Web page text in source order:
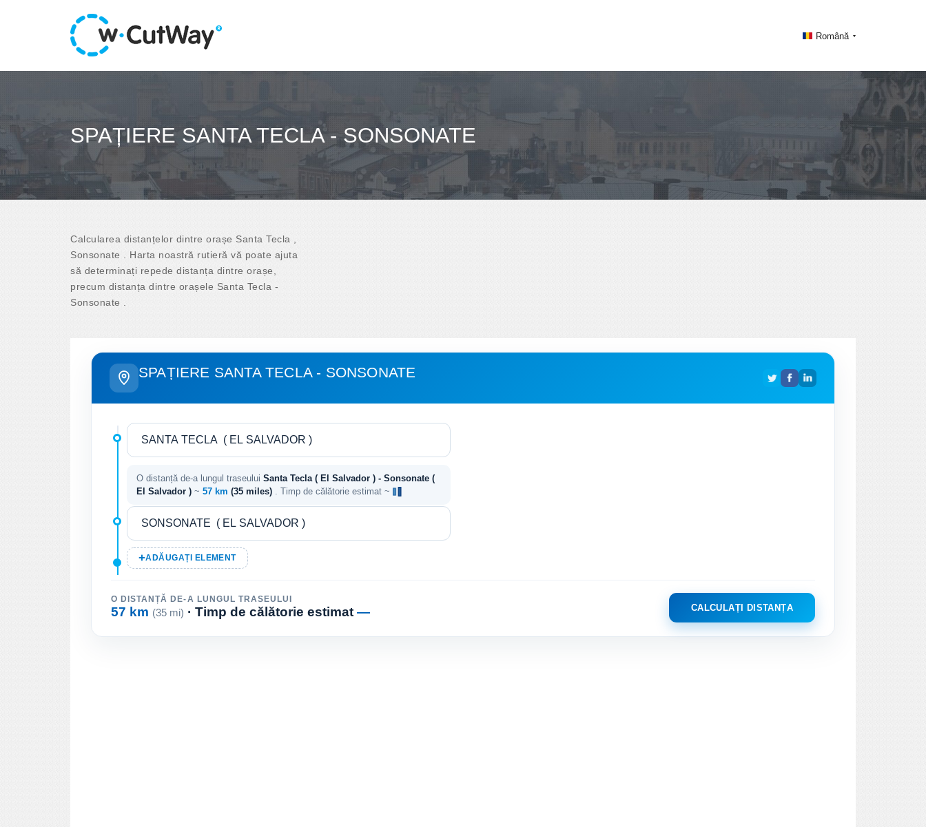
Română
SPAȚIERE SANTA TECLA - SONSONATE
Calcularea distanțelor dintre orașe Santa Tecla ,
Sonsonate . Harta noastră rutieră vă poate ajuta
să determinați repede distanța dintre orașe,
precum distanța dintre orașele Santa Tecla -
Sonsonate .
SPAȚIERE SANTA TECLA - SONSONATE
O distanță de-a lungul traseului Santa Tecla ( El Salvador ) - Sonsonate (
El Salvador ) ~ 57 km (35 miles) . Timp de călătorie estimat ~
ADĂUGAȚI ELEMENT
O DISTANȚĂ DE-A LUNGUL TRASEULUI
57 km (35 mi) · Timp de călătorie estimat — CALCULAȚI DISTANȚA